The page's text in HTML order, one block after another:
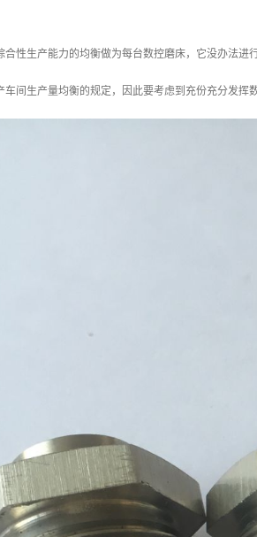
合性生产能力的均衡做为每台数控磨床，它没办法
车间生产量均衡的规定，因此要考虑到充份充分发挥